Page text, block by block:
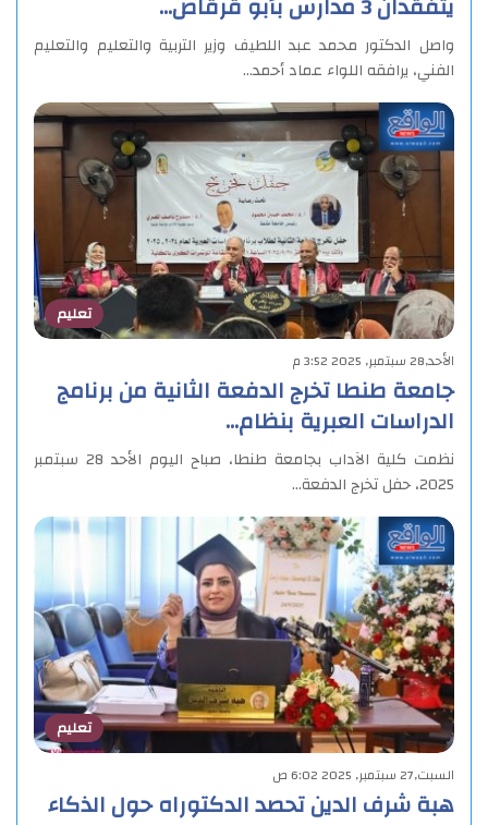
واصل الدكتور محمد عبد اللطيف وزير التربية والتعليم والتعليم
الفني، يرافقه اللواء عماد أحمد…
تعليم
الأحد,28 سبتمبر, 2025 3:52 م
جامعة طنطا تخرج الدفعة الثانية من برنامج
الدراسات العبرية بنظام…
نظمت كلية الآداب بجامعة طنطا، صباح اليوم الأحد 28 سبتمبر
2025، حفل تخرج الدفعة…
تعليم
السبت,27 سبتمبر, 2025 6:02 ص
هبة شرف الدين تحصد الدكتوراه حول الذكاء